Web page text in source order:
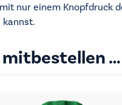
nur einem Knopfdruck
kannst.
mitbestellen …